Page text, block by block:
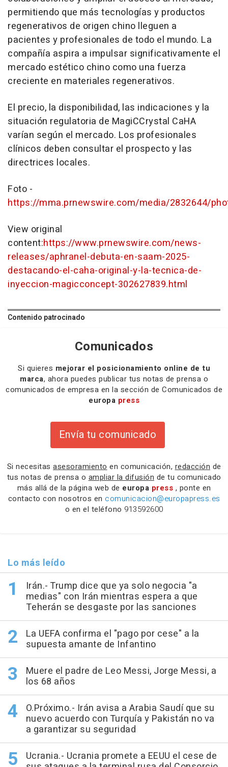
permitiendo que más tecnologías y productos
regenerativos de origen chino lleguen a
pacientes y profesionales de todo el mundo. La
compañía aspira a impulsar significativamente el
mercado estético chino como una fuerza
creciente en materiales regenerativos.
El precio, la disponibilidad, las indicaciones y la
situación regulatoria de MagiCCrystal CaHA
varían según el mercado. Los profesionales
clínicos deben consultar el prospecto y las
directrices locales.
Foto -
https://mma.prnewswire.com/media/2832644/
View original
content:https://www.prnewswire.com/news-
releases/aphranel-debuta-en-saam-2025-
destacando-el-caha-original-y-la-tecnica-de-
inyeccion-magicconcept-302627839.html
Contenido patrocinado
Comunicados
Si quieres mejorar el posicionamiento online de tu
marca, ahora puedes publicar tus notas de prensa o
comunicados de empresa en la sección de Comunicados de
europa press
Envía tu comunicado
Si necesitas asesoramiento en comunicación, redacción de
tus notas de prensa o ampliar la difusión de tu comunicado
más allá de la página web de europa press , ponte en
contacto con nosotros en comunicacion@europapress.es
o en el teléfono 913592600
Lo más leído
Irán.- Trump dice que ya solo negocia "a
medias" con Irán mientras espera a que
Teherán se desgaste por las sanciones
La UEFA confirma el "pago por cese" a la
supuesta amante de Infantino
Muere el padre de Leo Messi, Jorge Messi, a
los 68 años
O.Próximo.- Irán avisa a Arabia Saudí que su
nuevo acuerdo con Turquía y Pakistán no va
a garantizar su seguridad
Ucrania.- Ucrania promete a EEUU el cese de